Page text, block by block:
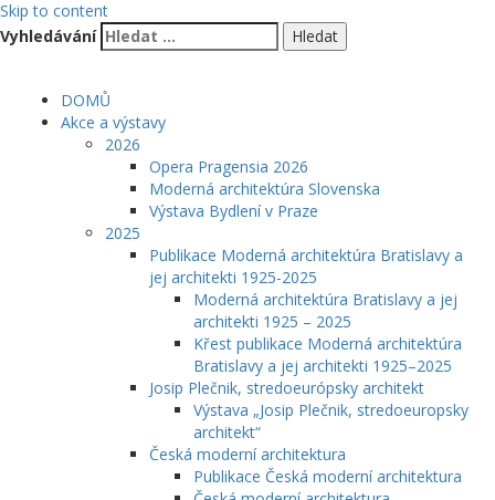
Skip to content
Vyhledávání
DOMŮ
Akce a výstavy
2026
Opera Pragensia 2026
Moderná architektúra Slovenska
Výstava Bydlení v Praze
2025
Publikace Moderná architektúra Bratislavy a
jej architekti 1925-2025
Moderná architektúra Bratislavy a jej
architekti 1925 – 2025
Křest publikace Moderná architektúra
Bratislavy a jej architekti 1925–2025
Josip Plečnik, stredoeurópsky architekt
Výstava „Josip Plečnik, stredoeuropsky
architekt“
Česká moderní architektura
Publikace Česká moderní architektura